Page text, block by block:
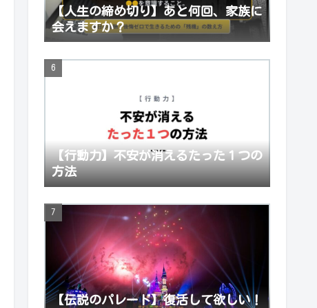
【人生の締め切り】あと何回、家族に
会えますか？
【行動力】不安が消えるたった１つの
方法
【伝説のパレード】復活して欲しい！